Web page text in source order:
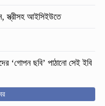
স্ত্রীসহ আইসিইউতে
‘গোপন ছবি’ পাঠানো সেই ইবি